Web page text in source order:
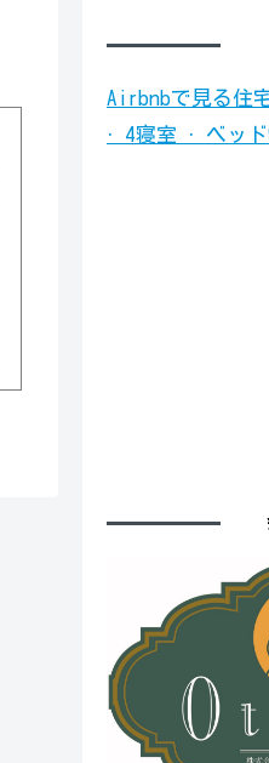
Airbnbで見る住
· 4寝室 · ベッ